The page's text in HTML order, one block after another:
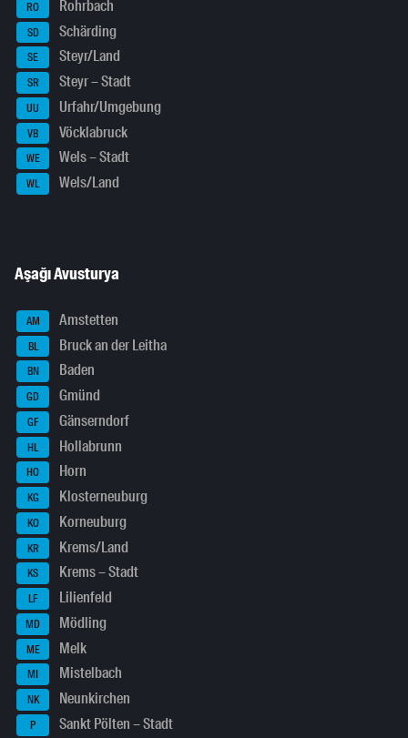
RO Rohrbach
SD Schärding
SE Steyr/Land
SR Steyr – Stadt
UU Urfahr/Umgebung
VB Vöcklabruck
WE Wels – Stadt
WL Wels/Land
Aşağı Avusturya
AM Amstetten
BL Bruck an der Leitha
BN Baden
GD Gmünd
GF Gänserndorf
HL Hollabrunn
HO Horn
KG Klosterneuburg
KO Korneuburg
KR Krems/Land
KS Krems – Stadt
LF Lilienfeld
MD Mödling
ME Melk
MI Mistelbach
NK Neunkirchen
P Sankt Pölten – Stadt